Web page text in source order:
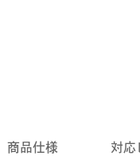
商品仕様 対応